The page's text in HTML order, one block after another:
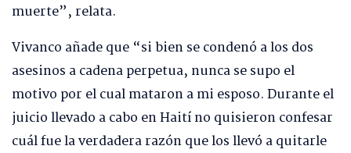
muerte”, relata.
Vivanco añade que “si bien se condenó a los dos
asesinos a cadena perpetua, nunca se supo el
motivo por el cual mataron a mi esposo. Durante el
juicio llevado a cabo en Haití no quisieron confesar
cuál fue la verdadera razón que los llevó a quitarle